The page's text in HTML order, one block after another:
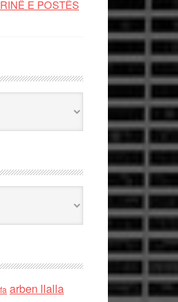
E POSTËS
arben llalla